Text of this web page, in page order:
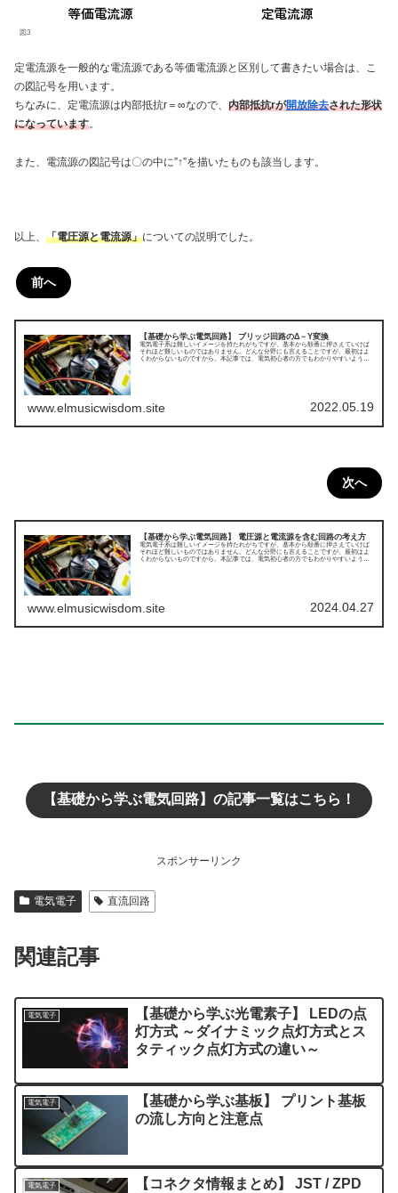
図3
定電流源を一般的な電流源である等価電流源と区別して書きたい場合は、こ
の図記号を用います。
ちなみに、定電流源は内部抵抗r＝∞なので、 内部抵抗rが開放除去された形状
になっています。
また、電流源の図記号は〇の中に”↑”を描いたものも該当します。
以上、 「電圧源と電流源」についての説明でした。
前へ
【基礎から学ぶ電気回路】 ブリッジ回路のΔ－Y変換
電気電子系は難しいイメージを持たれがちですが、基本から順番に押さえていけば
それほど難しいものではありません。どんな分野にも言えることですが、最初はよ
くわからないものですから。本記事では、電気初心者の方でもわかりやすいよう
www.elmusicwisdom.site 2022.05.19
次へ
【基礎から学ぶ電気回路】 電圧源と電流源を含む回路の考え方
電気電子系は難しいイメージを持たれがちですが、基本から順番に押さえていけば
それほど難しいものではありません。どんな分野にも言えることですが、最初はよ
くわからないものですから。本記事では、電気初心者の方でもわかりやすいよう
www.elmusicwisdom.site 2024.04.27
【基礎から学ぶ電気回路】の記事一覧はこちら！
スポンサーリンク
電気電子 直流回路
関連記事
電気電子
【基礎から学ぶ光電素子】 LEDの点
灯方式 ～ダイナミック点灯方式とス
タティック点灯方式の違い～
電気電子
【基礎から学ぶ基板】 プリント基板
の流し方向と注意点
電気電子
【コネクタ情報まとめ】 JST / ZPD